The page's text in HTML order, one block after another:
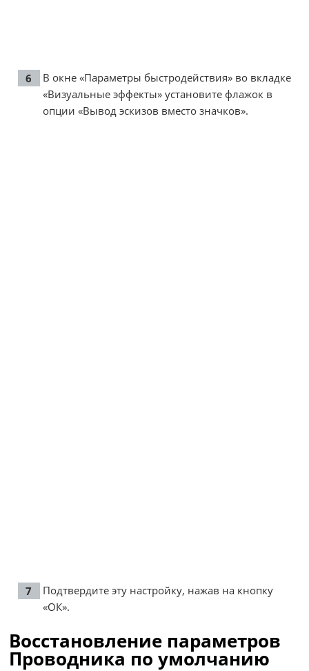
В окне «Параметры быстродействия» во вкладке
«Визуальные эффекты» установите флажок в
опции «Вывод эскизов вместо значков».
Подтвердите эту настройку, нажав на кнопку
«ОК».
Восстановление параметров
Проводника по умолчанию